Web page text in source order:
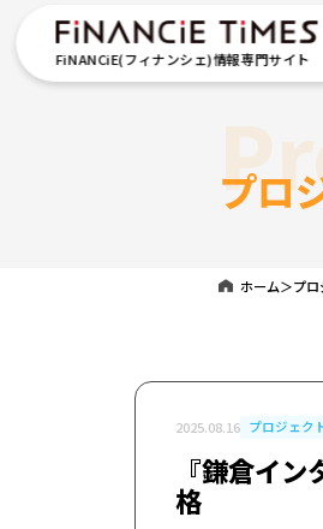
FiNANCiE(フィナンシェ)情報専門サイト
プロ
ホーム＞プ
2025.08.16 プロジェク
『鎌倉イ
格